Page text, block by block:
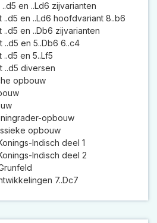
en ..Ld6 zijvarianten
..d5 en ..Ld6 hoofdvariant 8..b6
en ..Db6 zijvarianten
..d5 en 5..Db6 6..c4
en 5..Lf5
..d5 diversen
opbouw
opbouw
opbouw
Indisch deel 1
Indisch deel 2
7..Dc7